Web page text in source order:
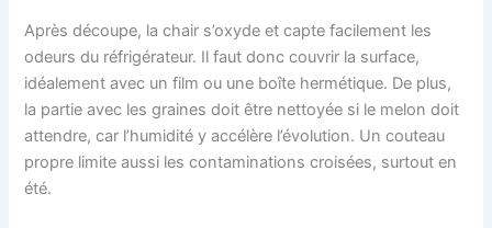
Après découpe, la chair s’oxyde et capte facilement les
odeurs du réfrigérateur. Il faut donc couvrir la surface,
idéalement avec un film ou une boîte hermétique. De plus,
la partie avec les graines doit être nettoyée si le melon doit
attendre, car l’humidité y accélère l’évolution. Un couteau
propre limite aussi les contaminations croisées, surtout en
été.